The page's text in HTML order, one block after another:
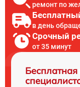
ремонт по
в день
Срочный
от 35 минут